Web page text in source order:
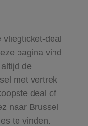
vliegticket-deal
pagina vind
de
met vertrek
deal of
naar Brussel
te vinden.